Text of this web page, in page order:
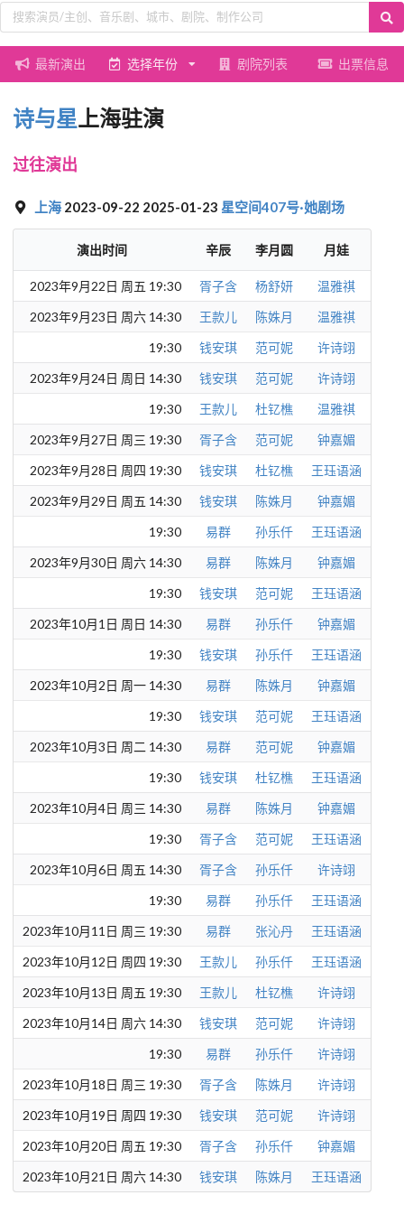
最新演出 选择年份 剧院列表 出票信息
诗与星 上海驻演
过往演出
上海 2023-09-22 2025-01-23 星空间407号·她剧场
演出时间 辛辰 李月圆 月娃
2023年9月22日 周五 19:30 胥子含 杨舒妍
温雅祺
2023年9月23日 周六 14:30
王款儿 陈姝月
温雅祺
19:30
钱安琪 范可妮
许诗翊
2023年9月24日 周日 14:30
钱安琪 范可妮
许诗翊
19:30
王款儿 杜钇樵
温雅祺
2023年9月27日 周三 19:30
胥子含 范可妮
钟嘉媚
2023年9月28日 周四 19:30
钱安琪 杜钇樵
王珏语涵
2023年9月29日 周五 14:30
钱安琪 陈姝月
钟嘉媚
19:30
易群 孙乐仟
王珏语涵
2023年9月30日 周六 14:30
易群 陈姝月
钟嘉媚
19:30
钱安琪 范可妮
王珏语涵
2023年10月1日 周日 14:30
易群 孙乐仟
钟嘉媚
19:30
钱安琪 孙乐仟
王珏语涵
2023年10月2日 周一 14:30
易群 陈姝月
钟嘉媚
19:30
钱安琪 范可妮
王珏语涵
2023年10月3日 周二 14:30
易群 范可妮
钟嘉媚
19:30
钱安琪 杜钇樵
王珏语涵
2023年10月4日 周三 14:30
易群 陈姝月
钟嘉媚
19:30
胥子含 范可妮
王珏语涵
2023年10月6日 周五 14:30
胥子含 孙乐仟
许诗翊
19:30
易群 孙乐仟
王珏语涵
2023年10月11日 周三 19:30
易群 张沁丹
王珏语涵
2023年10月12日 周四 19:30
王款儿 孙乐仟
王珏语涵
2023年10月13日 周五 19:30
王款儿 杜钇樵
许诗翊
2023年10月14日 周六 14:30
钱安琪 范可妮
许诗翊
19:30
易群 孙乐仟
许诗翊
2023年10月18日 周三 19:30
胥子含 陈姝月
许诗翊
2023年10月19日 周四 19:30
钱安琪 范可妮
许诗翊
2023年10月20日 周五 19:30
胥子含 孙乐仟
钟嘉媚
2023年10月21日 周六 14:30
钱安琪 陈姝月 王珏语涵